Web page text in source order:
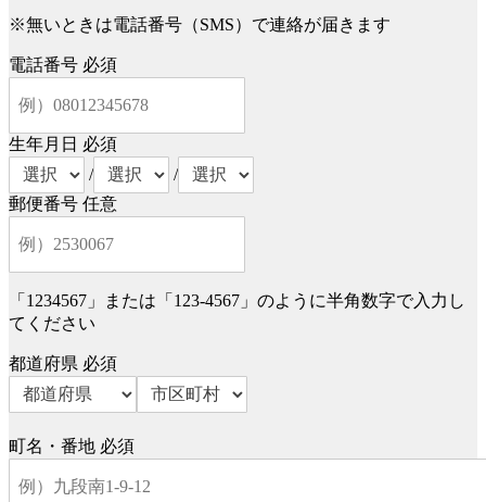
※無いときは電話番号（SMS）で連絡が届きます
電話番号 必須
生年月日 必須
/
/
郵便番号 任意
「1234567」または「123-4567」のように半角数字で入力し
てください
都道府県 必須
町名・番地 必須